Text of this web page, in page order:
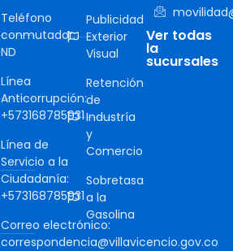
Teléfono
conmutador:
ND
Línea
Anticorrupción:
+573168785931
Línea de
Servicio a la
Ciudadanía:
+573168785931
Correo electrónico:
correspondencia@villavicencio.gov.co
Publicidad
Exterior
Visual
Retención
de
Industría
y
Comercio
Sobretasa
a la
Gasolina
Ver todas
la
sucursales